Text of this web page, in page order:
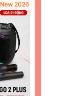
New 2026